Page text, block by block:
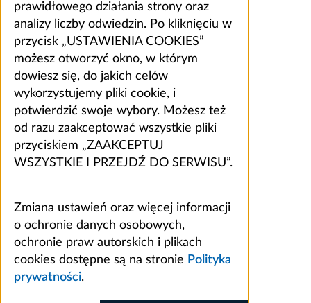
prawidłowego działania strony oraz
analizy liczby odwiedzin. Po kliknięciu w
przycisk „USTAWIENIA COOKIES”
możesz otworzyć okno, w którym
dowiesz się, do jakich celów
wykorzystujemy pliki cookie, i
potwierdzić swoje wybory. Możesz też
od razu zaakceptować wszystkie pliki
przyciskiem „ZAAKCEPTUJ
WSZYSTKIE I PRZEJDŹ DO SERWISU”.
Zmiana ustawień oraz więcej informacji
o ochronie danych osobowych,
ochronie praw autorskich i plikach
cookies dostępne są na stronie Polityka
prywatności.